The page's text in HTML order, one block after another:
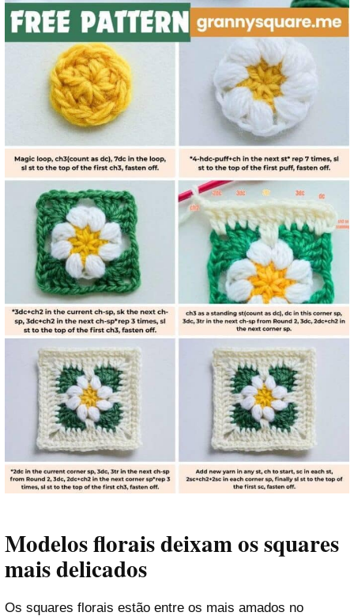
Modelos florais deixam os squares
mais delicados
Os squares florais estão entre os mais amados no